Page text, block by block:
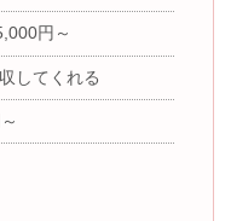
円～
してくれる